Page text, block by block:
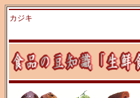
カジキ